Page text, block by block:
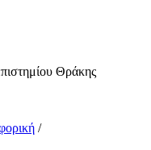
Θράκης
/